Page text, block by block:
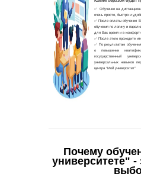
Почему
университете"